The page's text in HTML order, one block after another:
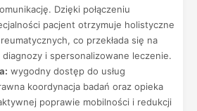
Dzięki połączeniu
pacjent otrzymuje holistyczne
co przekłada się na
i spersonalizowane leczenie.
wygodny dostęp do usług
koordynacja badań oraz opieka
poprawie mobilności i redukcji